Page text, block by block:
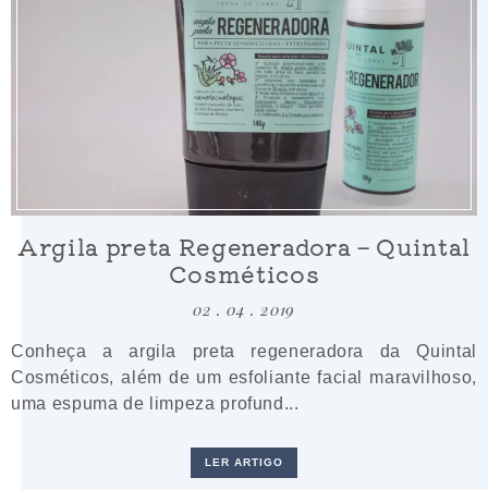
Argila preta Regeneradora – Quintal
Cosméticos
02 . 04 . 2019
Conheça a argila preta regeneradora da Quintal
Cosméticos, além de um esfoliante facial maravilhoso,
uma espuma de limpeza profund...
LER ARTIGO